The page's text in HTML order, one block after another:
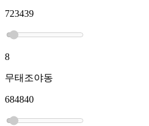
723439
8
무태조야동
684840